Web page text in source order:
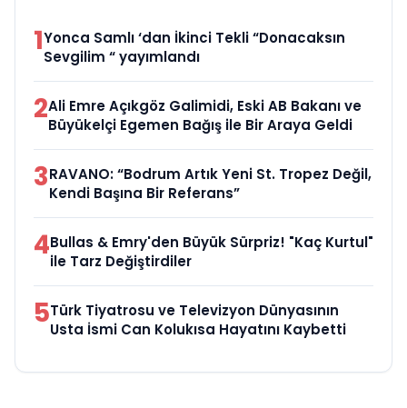
1Yonca Samlı ‘dan İkinci Tekli “Donacaksın
Sevgilim “ yayımlandı
2Ali Emre Açıkgöz Galimidi, Eski AB Bakanı ve
Büyükelçi Egemen Bağış ile Bir Araya Geldi
3RAVANO: “Bodrum Artık Yeni St. Tropez Değil,
Kendi Başına Bir Referans”
4Bullas & Emry'den Büyük Sürpriz! "Kaç Kurtul"
ile Tarz Değiştirdiler
5Türk Tiyatrosu ve Televizyon Dünyasının
Usta İsmi Can Kolukısa Hayatını Kaybetti